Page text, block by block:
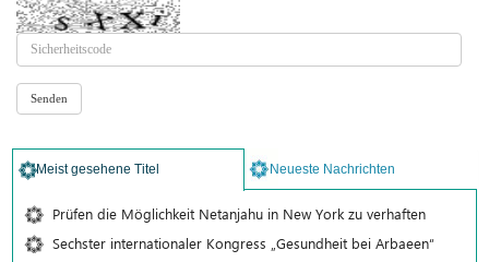
Meist gesehene Titel Neueste Nachrichten
Prüfen die Möglichkeit Netanjahu in New York zu verhaften
Sechster internationaler Kongress „Gesundheit bei Arbaeen“